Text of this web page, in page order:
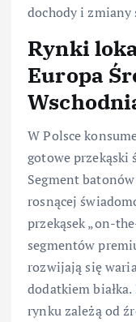
dochody i zmiany
Rynki
Europa
W Polsce
gotowe przekąski
Segment
rosnącej
przekąsek „on-
segmentów
rozwijają się
dodatkiem
rynku zależą od